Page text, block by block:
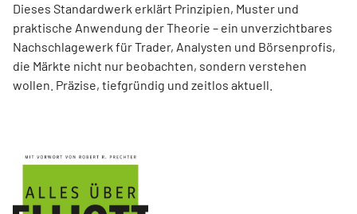
Dieses Standardwerk erklärt Prinzipien, Muster und
praktische Anwendung der Theorie – ein unverzichtbares
Nachschlagewerk für Trader, Analysten und Börsenprofis,
die Märkte nicht nur beobachten, sondern verstehen
wollen. Präzise, tiefgründig und zeitlos aktuell.